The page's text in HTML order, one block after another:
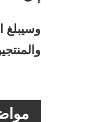
وسيبلغ